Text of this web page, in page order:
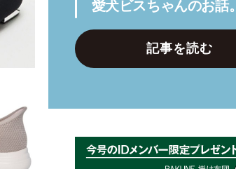
愛犬ビスちゃんのお話。
記事を読む